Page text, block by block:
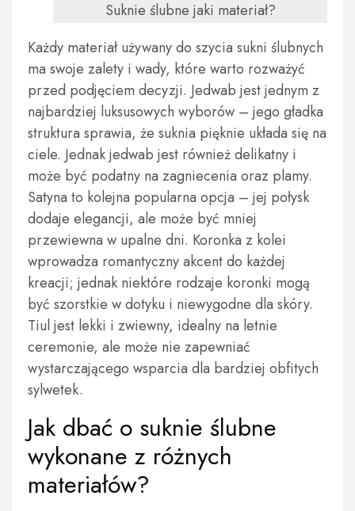
Suknie ślubne jaki materiał?
Każdy materiał używany do szycia sukni ślubnych
ma swoje zalety i wady, które warto rozważyć
przed podjęciem decyzji. Jedwab jest jednym z
najbardziej luksusowych wyborów – jego gładka
struktura sprawia, że suknia pięknie układa się na
ciele. Jednak jedwab jest również delikatny i
może być podatny na zagniecenia oraz plamy.
Satyna to kolejna popularna opcja – jej połysk
dodaje elegancji, ale może być mniej
przewiewna w upalne dni. Koronka z kolei
wprowadza romantyczny akcent do każdej
kreacji; jednak niektóre rodzaje koronki mogą
być szorstkie w dotyku i niewygodne dla skóry.
Tiul jest lekki i zwiewny, idealny na letnie
ceremonie, ale może nie zapewniać
wystarczającego wsparcia dla bardziej obfitych
sylwetek.
Jak dbać o suknie ślubne
wykonane z różnych
materiałów?